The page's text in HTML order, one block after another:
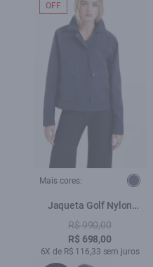
Mais cores:
Jaqueta Golf Nylon
Ribbon Purple Blue
R$ 990,00
R$ 698,00
6X de R$ 116,33 sem juros
OFF